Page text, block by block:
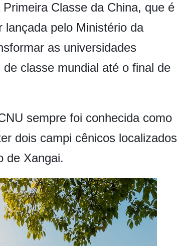
Classe da China, que é
lançada pelo Ministério da
as universidades
classe mundial até o final de
sempre foi conhecida como
dois campi cênicos localizados
de Xangai.